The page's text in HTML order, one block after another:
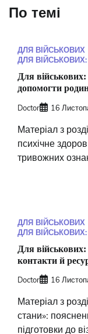
По темі
ДЛЯ ВІЙСЬКОВИХ
ДЛЯ
Для
допомогти
Doctor 16
Матеріал з
психічне
тривожних
ДЛЯ ВІЙСЬКОВИХ
ДЛЯ ВІЙСЬКОВИХ:
Для військових:
контакти й
Doctor 16
Матеріал з
стани»:
підготовки до